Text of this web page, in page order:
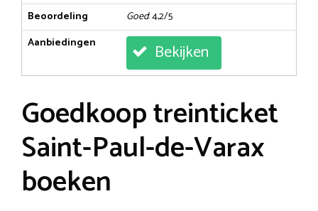
Beoordeling Goed: 4,2/5
Aanbiedingen
Bekijken
Goedkoop treinticket
Saint-Paul-de-Varax
boeken